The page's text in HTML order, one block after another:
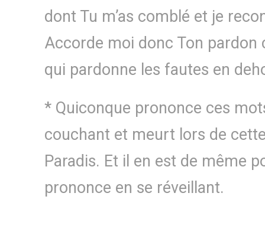
dont Tu m’as comblé et je
Accorde moi donc Ton pardon
qui pardonne les fautes en
* Quiconque prononce ces
couchant et meurt lors de
Paradis. Et il en est de même
prononce en se réveillant.